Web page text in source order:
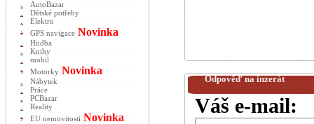
Odpověď na inzerát
Váš e-mail:
AutoBazar
Dětské potřeby
Elektro
GPS navigace Novinka
Hudba
Knihy
mobil
Motorky Novinka
Nábytek
Práce
PCBazar
Reality
EU nemovitosti Novinka